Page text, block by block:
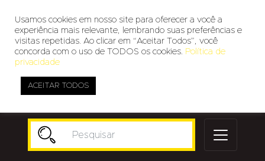
Usamos cookies em nosso site para oferecer a você a
experiência mais relevante, lembrando suas preferências e
visitas repetidas. Ao clicar em “Aceitar Todos”, você
concorda com o uso de TODOS os cookies. Política de
privacidade
ACEITAR TODOS